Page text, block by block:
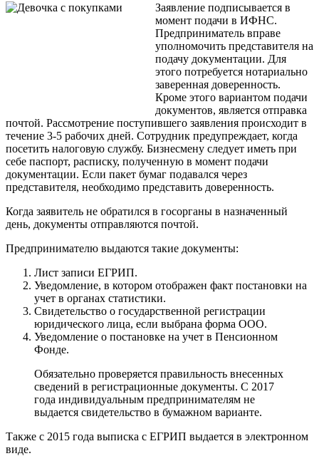
Заявление подписывается в
момент подачи в ИФНС.
Предприниматель вправе
уполномочить представителя на
подачу документации. Для
этого потребуется нотариально
заверенная доверенность.
Кроме этого вариантом подачи
документов, является отправка
почтой. Рассмотрение поступившего заявления происходит в
течение 3-5 рабочих дней. Сотрудник предупреждает, когда
посетить налоговую службу. Бизнесмену следует иметь при
себе паспорт, расписку, полученную в момент подачи
документации. Если пакет бумаг подавался через
представителя, необходимо представить доверенность.
Когда заявитель не обратился в госорганы в назначенный
день, документы отправляются почтой.
Предпринимателю выдаются такие документы:
Лист записи ЕГРИП.
Уведомление, в котором отображен факт постановки на
учет в органах статистики.
Свидетельство о государственной регистрации
юридического лица, если выбрана форма ООО.
Уведомление о постановке на учет в Пенсионном
Фонде.
Обязательно проверяется правильность внесенных
сведений в регистрационные документы. С 2017
года индивидуальным предпринимателям не
выдается свидетельство в бумажном варианте.
Также с 2015 года выписка с ЕГРИП выдается в электронном
виде.